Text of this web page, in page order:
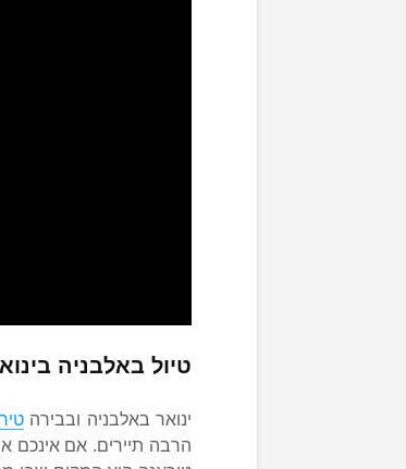
טיול באלבניה
ינואר באלבניה ובבירה
הרבה תיירים. אם אינכם